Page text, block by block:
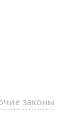
законы